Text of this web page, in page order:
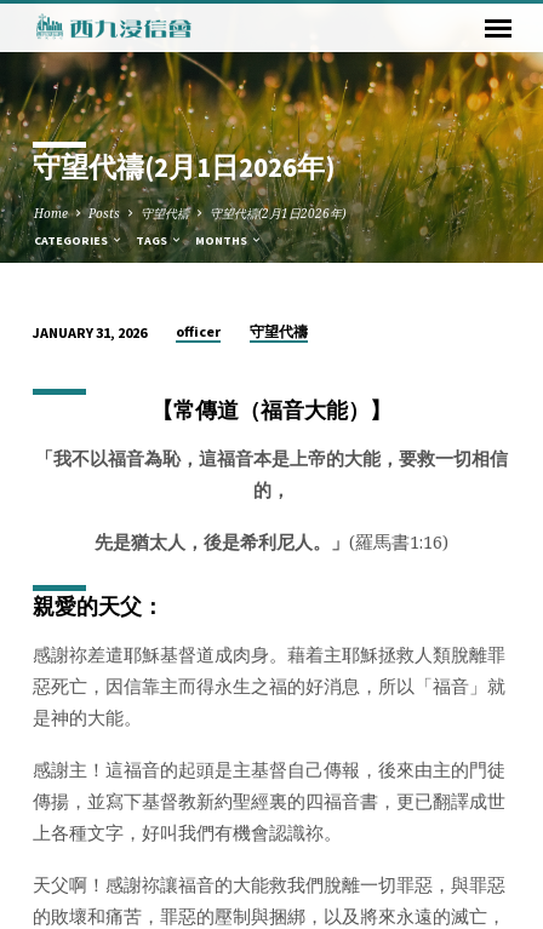
守望代禱(2月1日2026年)
Home Posts 守望代禱 守望代禱(2月1日2026年)
CATEGORIES TAGS MONTHS
望
禱
(2
2026
年)
JANUARY 31, 2026 officer 守望代禱
【常傳道（福音大能）】
「我不以福音為恥，這福音本是上帝的大能，要救一切相信
的，
先是猶太人，後是希利尼人。 」 (羅馬書1:16)
親愛的天父：
感謝祢差遣耶穌基督道成肉身。藉着主耶穌拯救人類脫離罪
惡死亡，因信靠主而得永生之福的好消息，所以「福音」就
是神的大能。
感謝主！這福音的起頭是主基督自己傳報，後來由主的門徒
傳揚，並寫下基督教新約聖經裏的四福音書，更已翻譯成世
上各種文字，好叫我們有機會認識祢。
天父啊！感謝祢讓福音的大能救我們脫離一切罪惡，與罪惡
的敗壞和痛苦，罪惡的壓制與捆綁，以及將來永遠的滅亡，